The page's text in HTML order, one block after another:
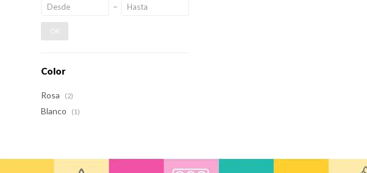
OK
Color
Rosa (2)
Blanco (1)